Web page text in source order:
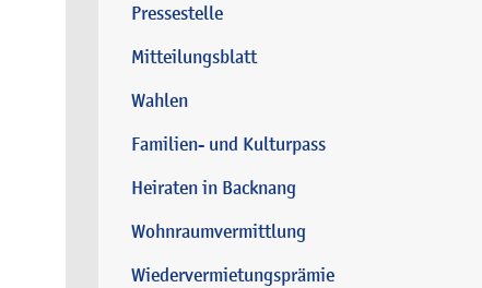
Pressestelle
Mitteilungsblatt
Wahlen
Familien- und Kulturpass
Heiraten in Backnang
Wohnraumvermittlung
Wiedervermietungsprämie